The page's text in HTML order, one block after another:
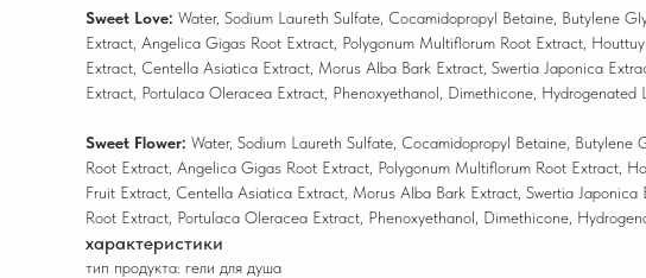
Sweet Love: Water, Sodium Laureth Sulfate, Cocamidopropyl Betaine, Butylene
Extract, Angelica Gigas Root Extract, Polygonum Multiflorum Root Extract,
Extract, Centella Asiatica Extract, Morus Alba Bark Extract, Swertia Japonica
Extract, Portulaca Oleracea Extract, Phenoxyethanol, Dimethicone,
Sweet Flower: Water, Sodium Laureth Sulfate, Cocamidopropyl Betaine,
Root Extract, Angelica Gigas Root Extract, Polygonum Multiflorum Root Extract,
Fruit Extract, Centella Asiatica Extract, Morus Alba Bark Extract, Swertia
Root Extract, Portulaca Oleracea Extract, Phenoxyethanol, Dimethicone,
характеристики
тип продукта: гели для душа